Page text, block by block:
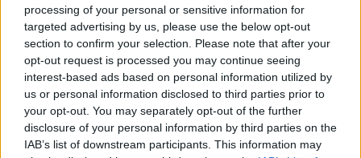
processing of your personal or sensitive information for
targeted advertising by us, please use the below opt-out
section to confirm your selection. Please note that after your
opt-out request is processed you may continue seeing
interest-based ads based on personal information utilized by
us or personal information disclosed to third parties prior to
your opt-out. You may separately opt-out of the further
disclosure of your personal information by third parties on the
IAB’s list of downstream participants. This information may
Scegliere materiali sostenibili e salubri
Quando acquistiamo nuovi arredi o rinnoviamo un ambiente,
spesso ci fermiamo a valutare costo ed estetica. Eppure, la
provenienza, i trattamenti e i cicli di produzione fanno una grande
differenza. Meglio optare permateriali naturali, durevoli, privi di
sostanze nocive e certificati, che non rilascino composti
dannosi nell’aria. Anche nelle scelte più semplici – una pittura, un
tappeto, una tenda – possiamo preferire soluzioni meno inquinanti
e più rispettose per noi e per l’ambiente.